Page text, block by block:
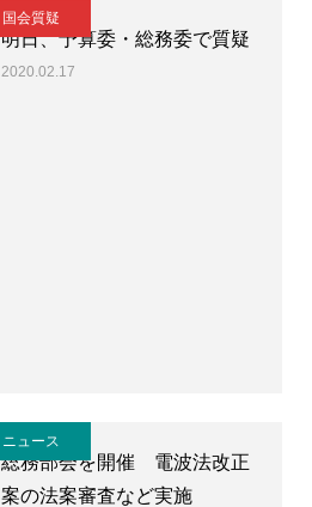
国会質疑
明日、予算委・総務委で質疑
2020.02.17
ニュース
総務部会を開催 電波法改正
案の法案審査など実施